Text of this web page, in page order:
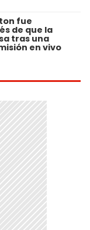
fue
de que la
tras una
en vivo